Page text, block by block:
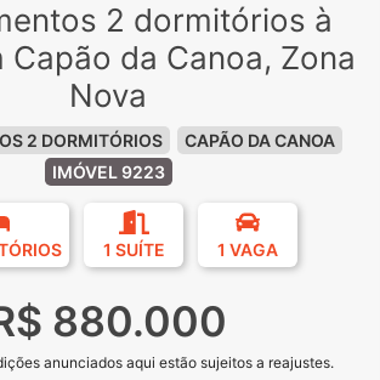
2 dormitórios à
Capão da Canoa, Zona
Nova
2 DORMITÓRIOS
CAPÃO DA CANOA
IMÓVEL 9223
1 SUÍTE 1 VAGA
880.000
anunciados aqui estão sujeitos a reajustes.